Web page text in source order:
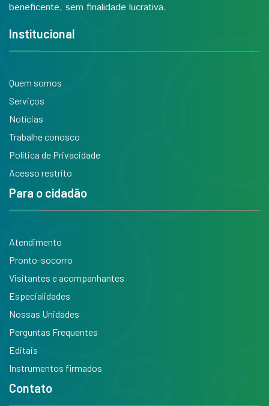
beneficente, sem finalidade lucrativa.
Institucional
Quem somos
Serviços
Notícias
Trabalhe conosco
Política de Privacidade
Acesso restrito
Para o cidadão
Atendimento
Pronto-socorro
Visitantes e acompanhantes
Especialidades
Nossas Unidades
Perguntas Frequentes
Editais
Instrumentos firmados
Contato